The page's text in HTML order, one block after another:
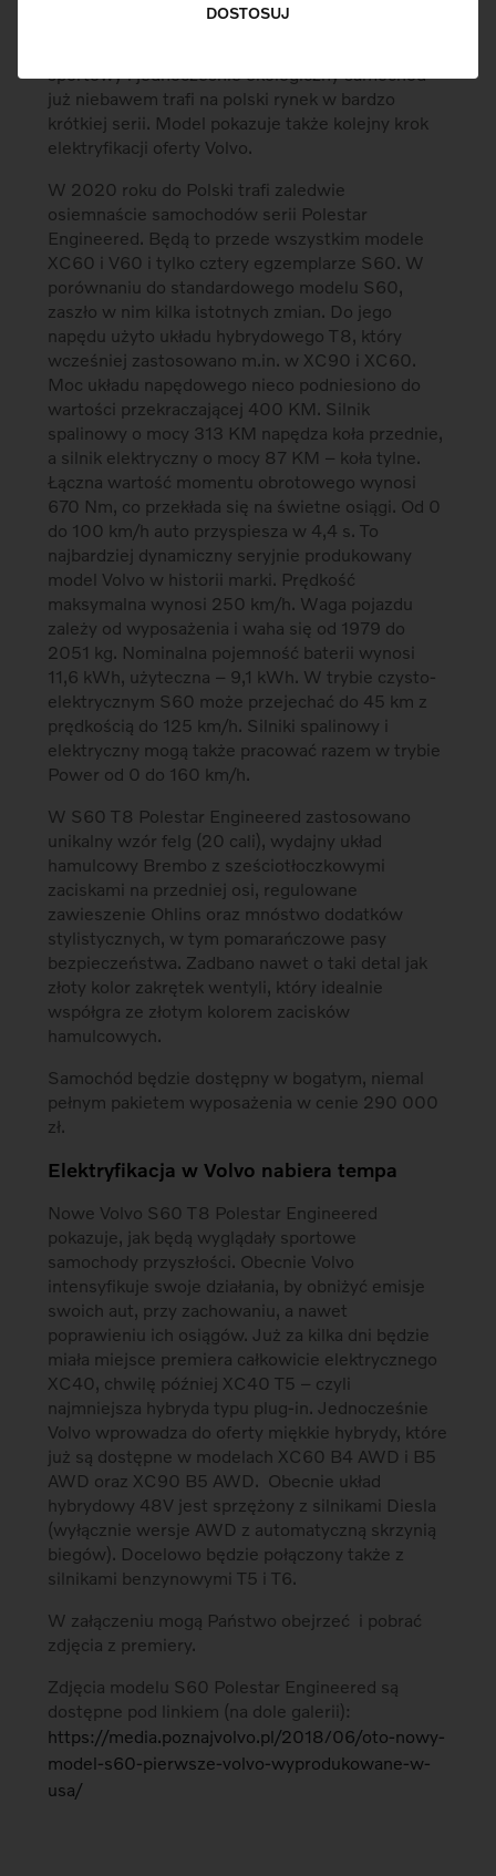
DOSTOSUJ
zaprezentowano najnowszą, limitowaną wersję
sportowy i jednocześnie ekologiczny samochód
już niebawem trafi na polski rynek w bardzo
krótkiej serii. Model pokazuje także kolejny krok
elektryfikacji oferty Volvo.
W 2020 roku do Polski trafi zaledwie
osiemnaście samochodów serii Polestar
Engineered. Będą to przede wszystkim modele
XC60 i V60 i tylko cztery egzemplarze S60. W
porównaniu do standardowego modelu S60,
zaszło w nim kilka istotnych zmian. Do jego
napędu użyto układu hybrydowego T8, który
wcześniej zastosowano m.in. w XC90 i XC60.
Moc układu napędowego nieco podniesiono do
wartości przekraczającej 400 KM. Silnik
spalinowy o mocy 313 KM napędza koła przednie,
a silnik elektryczny o mocy 87 KM – koła tylne.
Łączna wartość momentu obrotowego wynosi
670 Nm, co przekłada się na świetne osiągi. Od 0
do 100 km/h auto przyspiesza w 4,4 s. To
najbardziej dynamiczny seryjnie produkowany
model Volvo w historii marki. Prędkość
maksymalna wynosi 250 km/h. Waga pojazdu
zależy od wyposażenia i waha się od 1979 do
2051 kg. Nominalna pojemność baterii wynosi
11,6 kWh, użyteczna – 9,1 kWh. W trybie czysto-
elektrycznym S60 może przejechać do 45 km z
prędkością do 125 km/h. Silniki spalinowy i
elektryczny mogą także pracować razem w trybie
Power od 0 do 160 km/h.
W S60 T8 Polestar Engineered zastosowano
unikalny wzór felg (20 cali), wydajny układ
hamulcowy Brembo z sześciotłoczkowymi
zaciskami na przedniej osi, regulowane
zawieszenie Ohlins oraz mnóstwo dodatków
stylistycznych, w tym pomarańczowe pasy
bezpieczeństwa. Zadbano nawet o taki detal jak
złoty kolor zakrętek wentyli, który idealnie
współgra ze złotym kolorem zacisków
hamulcowych.
Samochód będzie dostępny w bogatym, niemal
pełnym pakietem wyposażenia w cenie 290 000
zł.
Elektryfikacja w Volvo nabiera tempa
Nowe Volvo S60 T8 Polestar Engineered
pokazuje, jak będą wyglądały sportowe
samochody przyszłości. Obecnie Volvo
intensyfikuje swoje działania, by obniżyć emisje
swoich aut, przy zachowaniu, a nawet
poprawieniu ich osiągów. Już za kilka dni będzie
miała miejsce premiera całkowicie elektrycznego
XC40, chwilę później XC40 T5 – czyli
najmniejsza hybryda typu plug-in. Jednocześnie
Volvo wprowadza do oferty miękkie hybrydy, które
już są dostępne w modelach XC60 B4 AWD i B5
AWD oraz XC90 B5 AWD. Obecnie układ
hybrydowy 48V jest sprzężony z silnikami Diesla
(wyłącznie wersje AWD z automatyczną skrzynią
biegów). Docelowo będzie połączony także z
silnikami benzynowymi T5 i T6.
W załączeniu mogą Państwo obejrzeć i pobrać
zdjęcia z premiery.
Zdjęcia modelu S60 Polestar Engineered są
dostępne pod linkiem (na dole galerii):
https://media.poznajvolvo.pl/2018/06/oto-nowy-
model-s60-pierwsze-volvo-wyprodukowane-w-
usa/